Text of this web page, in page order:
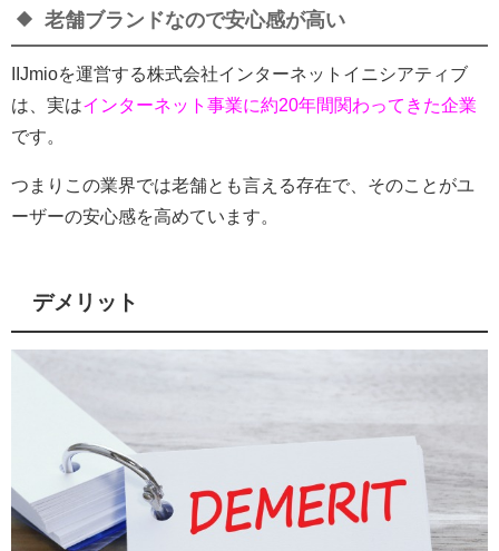
老舗ブランドなので安心感が高い
IIJmioを運営する株式会社インターネットイニシアティブ
は、実はインターネット事業に約20年間関わってきた企業
です。
つまりこの業界では老舗とも言える存在で、そのことがユ
ーザーの安心感を高めています。
デメリット